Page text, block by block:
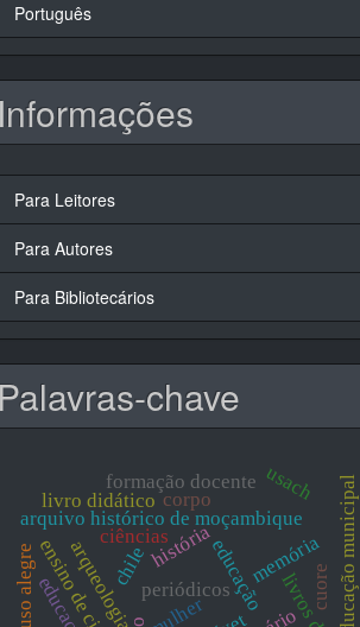
Português
Informações
Para Leitores
Para Autores
Para Bibliotecários
Palavras-chave
históriaeducação
periódicos
arquivo histórico de moçambique
memória educação municipal
livro didático
ciências
pouso alegre arqueologia
formação docente
chile
usach
cuore
corpo